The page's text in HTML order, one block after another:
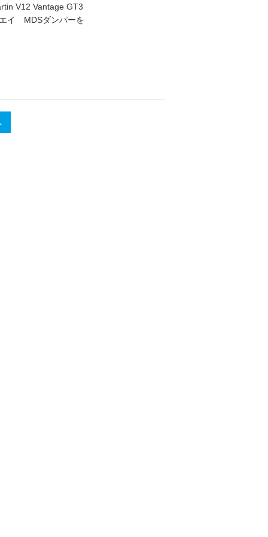
V12 Vantage GT3
イ MDSダンパーを